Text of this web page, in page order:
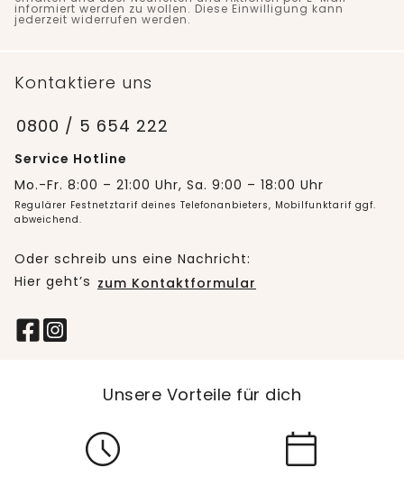
informiert werden zu wollen. Diese Einwilligung kann
jederzeit widerrufen werden.
Kontaktiere uns
0800 / 5 654 222
Service Hotline
Mo.-Fr. 8:00 – 21:00 Uhr, Sa. 9:00 – 18:00 Uhr
Regulärer Festnetztarif deines Telefonanbieters, Mobilfunktarif ggf.
abweichend.
Oder schreib uns eine Nachricht:
Hier geht’s zum Kontaktformular
Unsere Vorteile für dich